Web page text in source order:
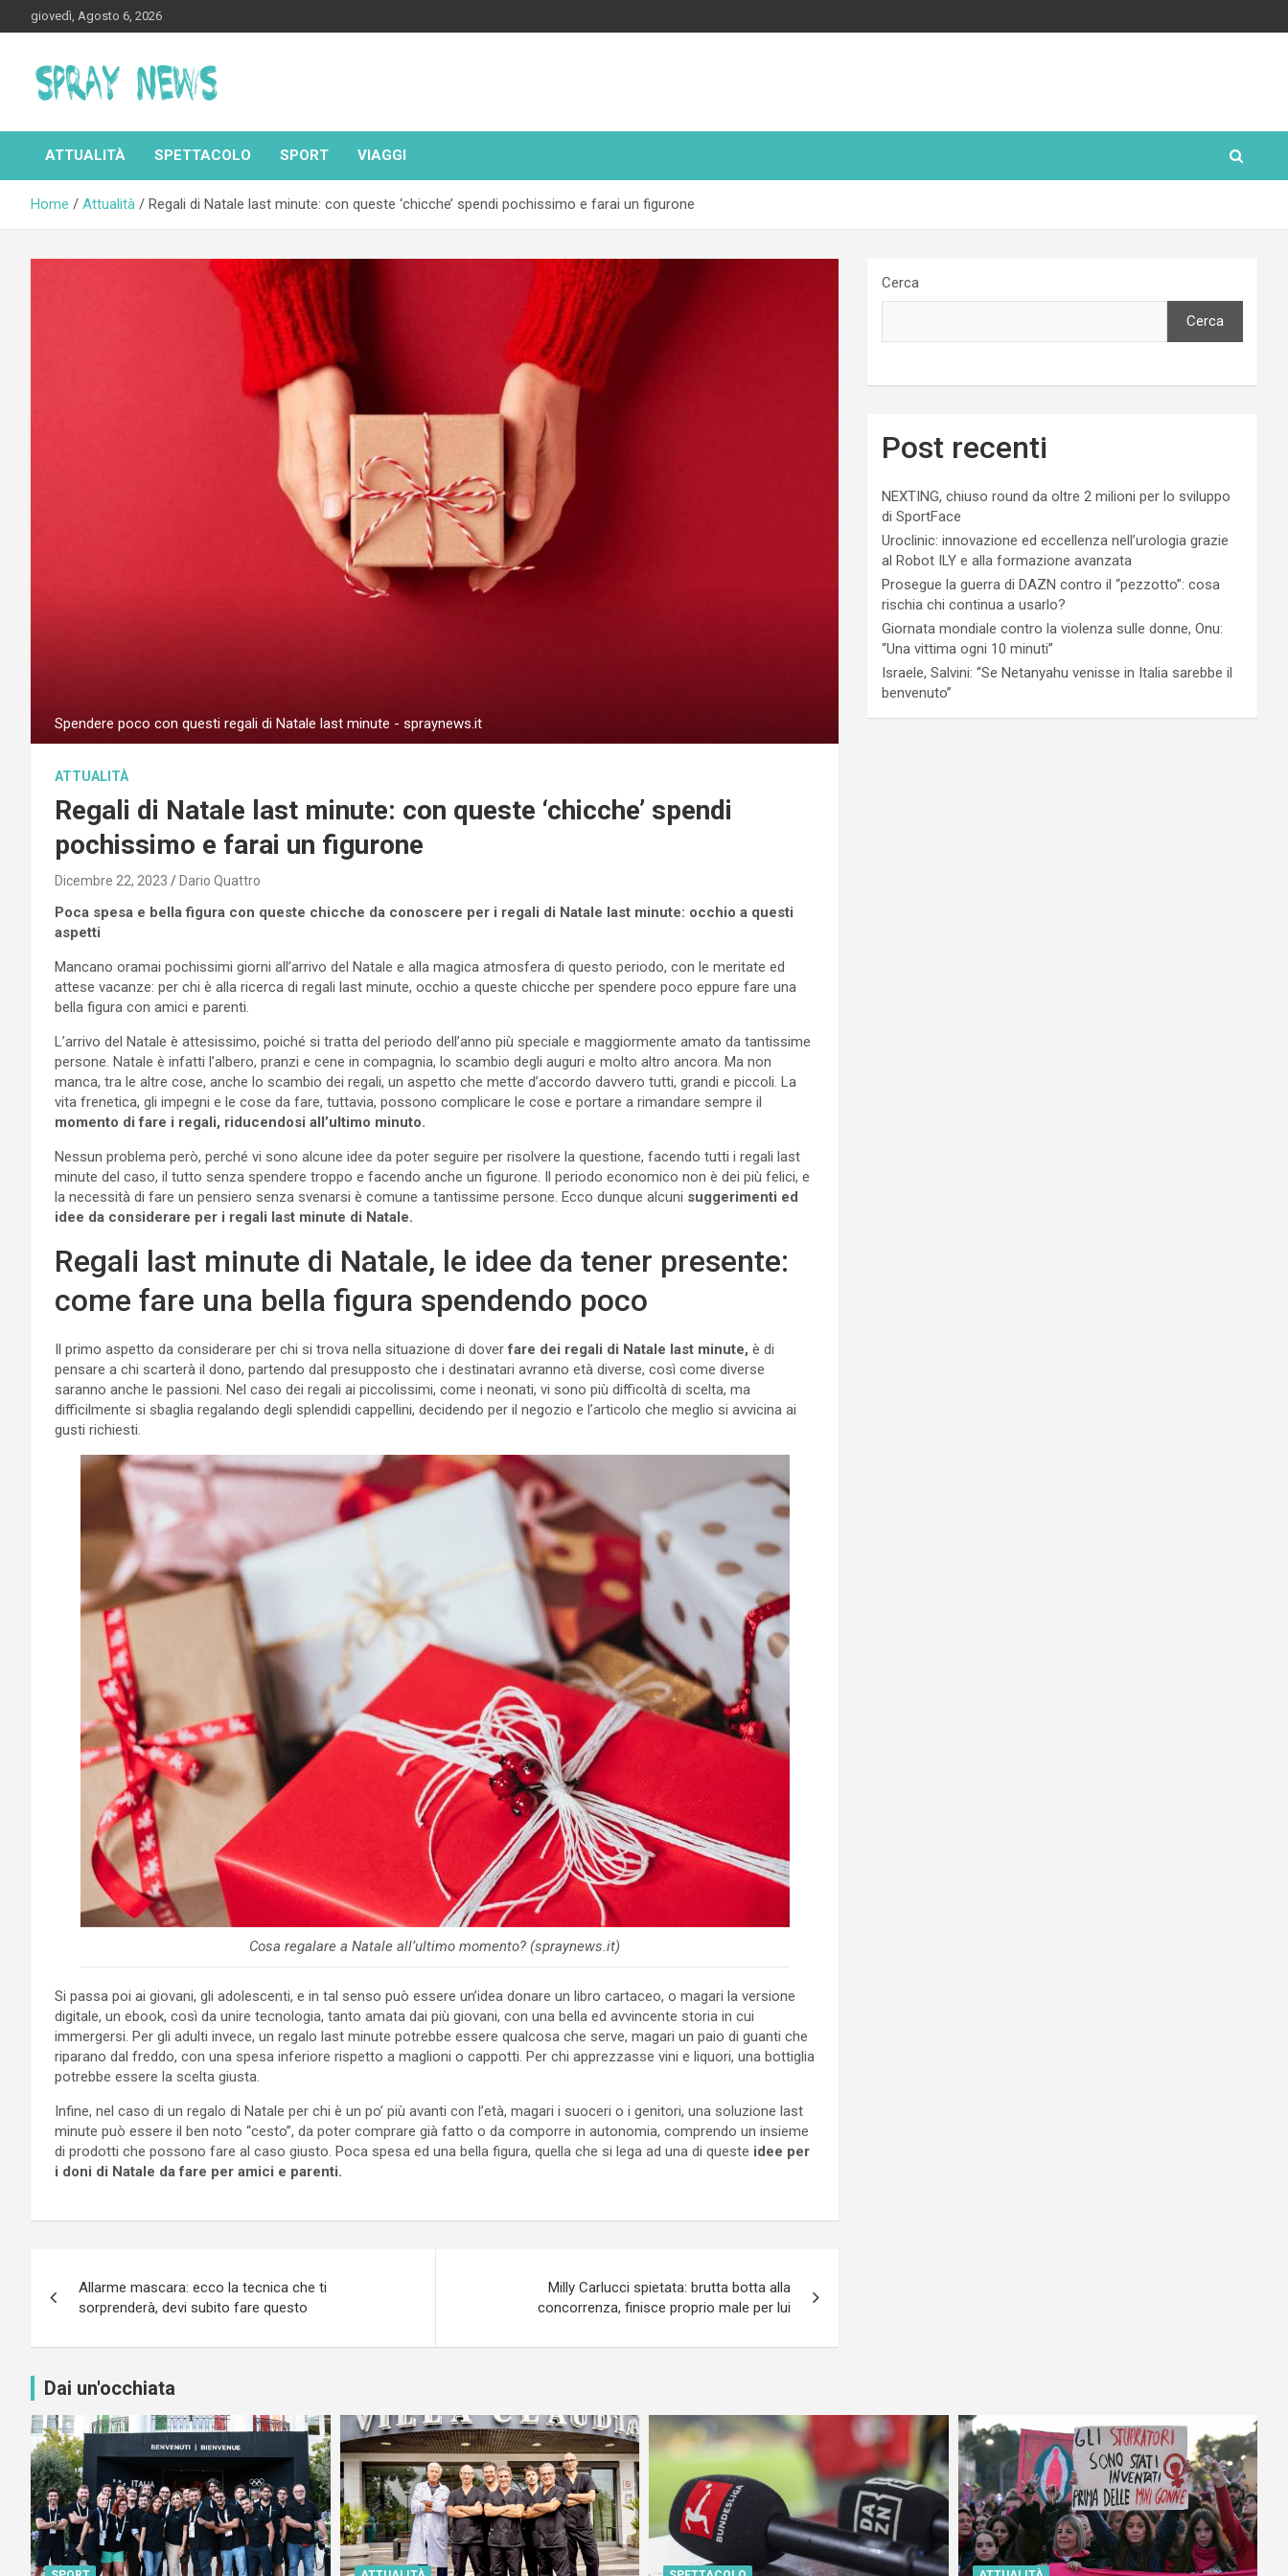
to
giovedì, Agosto 6, 2026
Spraynews.it
ATTUALITÀ SPETTACOLO SPORT VIAGGI
Home Attualità Regali di Natale last minute: con queste ‘chicche’ spendi pochissimo e farai un figurone
Spendere poco con questi regali di Natale last minute - spraynews.it
ATTUALITÀ
Regali di Natale last minute: con queste ‘chicche’ spendi
pochissimo e farai un figurone
Dicembre 22, 2023 Dario Quattro
Poca spesa e bella figura con queste chicche da conoscere per i regali di Natale last minute: occhio a questi
aspetti
Mancano oramai pochissimi giorni all’arrivo del Natale e alla magica atmosfera di questo periodo, con le meritate ed
attese vacanze: per chi è alla ricerca di regali last minute, occhio a queste chicche per spendere poco eppure fare una
bella figura con amici e parenti.
L’arrivo del Natale è attesissimo, poiché si tratta del periodo dell’anno più speciale e maggiormente amato da tantissime
persone. Natale è infatti l’albero, pranzi e cene in compagnia, lo scambio degli auguri e molto altro ancora. Ma non
manca, tra le altre cose, anche lo scambio dei regali, un aspetto che mette d’accordo davvero tutti, grandi e piccoli. La
vita frenetica, gli impegni e le cose da fare, tuttavia, possono complicare le cose e portare a rimandare sempre il
momento di fare i regali, riducendosi all’ultimo minuto.
Nessun problema però, perché vi sono alcune idee da poter seguire per risolvere la questione, facendo tutti i regali last
minute del caso, il tutto senza spendere troppo e facendo anche un figurone. Il periodo economico non è dei più felici, e
la necessità di fare un pensiero senza svenarsi è comune a tantissime persone. Ecco dunque alcuni suggerimenti ed
idee da considerare per i regali last minute di Natale.
Regali last minute di Natale, le idee da tener presente:
come fare una bella figura spendendo poco
Il primo aspetto da considerare per chi si trova nella situazione di doverfare dei regali di Natale last minute, è di
pensare a chi scarterà il dono, partendo dal presupposto che i destinatari avranno età diverse, così come diverse
saranno anche le passioni. Nel caso dei regali ai piccolissimi, come i neonati, vi sono più difficoltà di scelta, ma
difficilmente si sbaglia regalando degli splendidi cappellini, decidendo per il negozio e l’articolo che meglio si avvicina ai
gusti richiesti.
Cosa regalare a Natale all’ultimo momento? (spraynews.it)
Si passa poi ai giovani, gli adolescenti, e in tal senso può essere un’idea donare un libro cartaceo, o magari la versione
digitale, un ebook, così da unire tecnologia, tanto amata dai più giovani, con una bella ed avvincente storia in cui
immergersi. Per gli adulti invece, un regalo last minute potrebbe essere qualcosa che serve, magari un paio di guanti che
riparano dal freddo, con una spesa inferiore rispetto a maglioni o cappotti. Per chi apprezzasse vini e liquori, una bottiglia
potrebbe essere la scelta giusta.
Infine, nel caso di un regalo di Natale per chi è un po’ più avanti con l’età, magari i suoceri o i genitori, una soluzione last
minute può essere il ben noto “cesto”, da poter comprare già fatto o da comporre in autonomia, comprendo un insieme
di prodotti che possono fare al caso giusto. Poca spesa ed una bella figura, quella che si lega ad una di queste idee per
i doni di Natale da fare per amici e parenti.
articoli
Allarme mascara: ecco la tecnica che ti
sorprenderà, devi subito fare questo
Milly Carlucci spietata: brutta botta alla
concorrenza, finisce proprio male per lui
Cerca
Cerca
Post recenti
NEXTING, chiuso round da oltre 2 milioni per lo sviluppo
di SportFace
Uroclinic: innovazione ed eccellenza nell’urologia grazie
al Robot ILY e alla formazione avanzata
Prosegue la guerra di DAZN contro il “pezzotto”: cosa
rischia chi continua a usarlo?
Giornata mondiale contro la violenza sulle donne, Onu:
“Una vittima ogni 10 minuti”
Israele, Salvini: “Se Netanyahu venisse in Italia sarebbe il
benvenuto”
Dai un'occhiata